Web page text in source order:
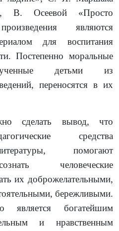
В. Осеевой «Просто
являются
для воспитания
Постепенно моральные
детьми из
переносятся в их
сделать вывод, что
средства
помогают
человеческие
их доброжелательными,
бережливыми.
является богатейшим
и нравственным